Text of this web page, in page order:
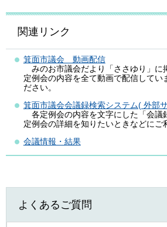
関連リンク
箕面市議会 動画配信
みのお市議会だより「ささゆり」に
定例会の内容を全て動画で配信してい
ださい。
箕面市議会会議録検索システム( 外部
各定例会の内容を文字にした「会議
定例会の詳細を知りたいときなどにご
会議情報・結果
よくあるご質問